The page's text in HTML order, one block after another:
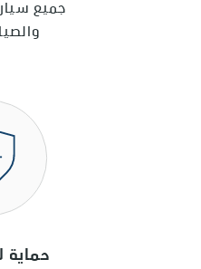
جميع
والصيانة
حماية